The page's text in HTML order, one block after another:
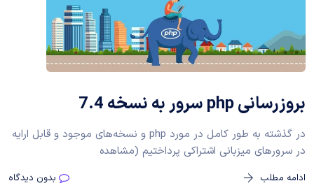
بروزرسانی php سرور به نسخه 7.4
در گذشته به طور کامل در مورد php و نسخه‌های موجود و قابل ارایه
در سرورهای میزبانی اشتراکی پرداختیم (مشاهده
ادامه مطلب بدون دیدگاه